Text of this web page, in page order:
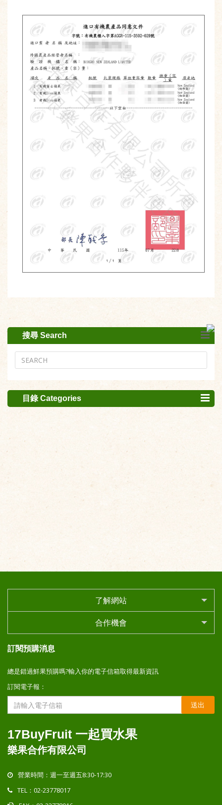
搜尋 Search
目錄 Categories
了解網站
合作機會
訂閱預購消息
總是錯過鮮果預購嗎?輸入你的電子信箱取得最新資訊
訂閱電子報：
送出
17BuyFruit 一起買水果
樂果合作有限公司
營業時間：週一至週五8:30-17:30
TEL：02-23778017